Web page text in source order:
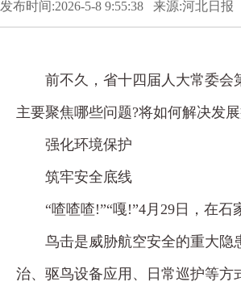
发布时间:2026-5-8 9:55:38 来源:河北日报
前不久，省十四届人大常委会
主要聚焦哪些问题?将如何解决发
强化环境保护
筑牢安全底线
“喳喳喳!”“嘎!”4月29日，在
鸟击是威胁航空安全的重大隐
治、驱鸟设备应用、日常巡护等方